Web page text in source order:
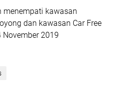
menempati kawasan
dan kawasan Car Free
2019